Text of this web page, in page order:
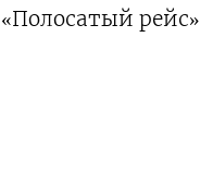
рейс»